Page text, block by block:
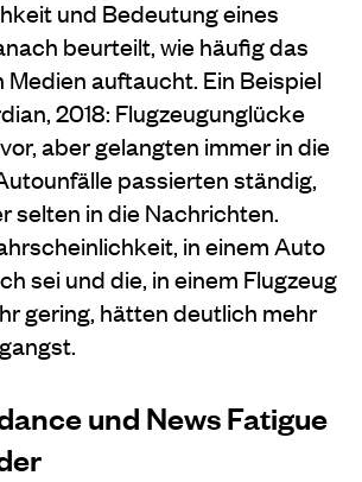
und Bedeutung eines
beurteilt, wie häufig das
Medien auftaucht. Ein Beispiel
2018: Flugzeugunglücke
aber gelangten immer in die
passierten ständig,
selten in die Nachrichten.
in einem Auto
sei und die, in einem Flugzeug
gering, hätten deutlich mehr
und News Fatigue